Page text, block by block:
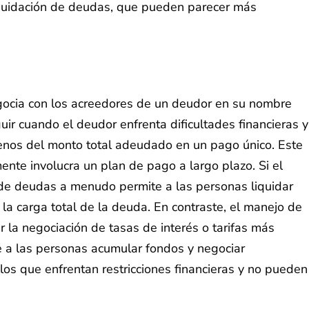
de deudas, que pueden parecer más
con los acreedores de un deudor en su nombre
cuando el deudor enfrenta dificultades financieras y
del monto total adeudado en un pago único. Este
involucra un plan de pago a largo plazo. Si el
deudas a menudo permite a las personas liquidar
carga total de la deuda. En contraste, el manejo de
negociación de tasas de interés o tarifas más
las personas acumular fondos y negociar
que enfrentan restricciones financieras y no pueden